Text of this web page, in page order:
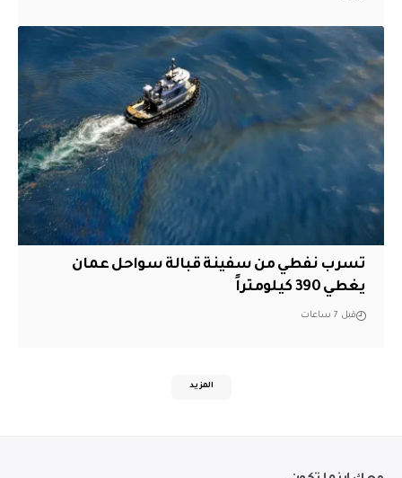
تسرب نفطي من سفينة قبالة سواحل عمان
يغطي 390 كيلومتراً
قبل 7 ساعات
المزيد